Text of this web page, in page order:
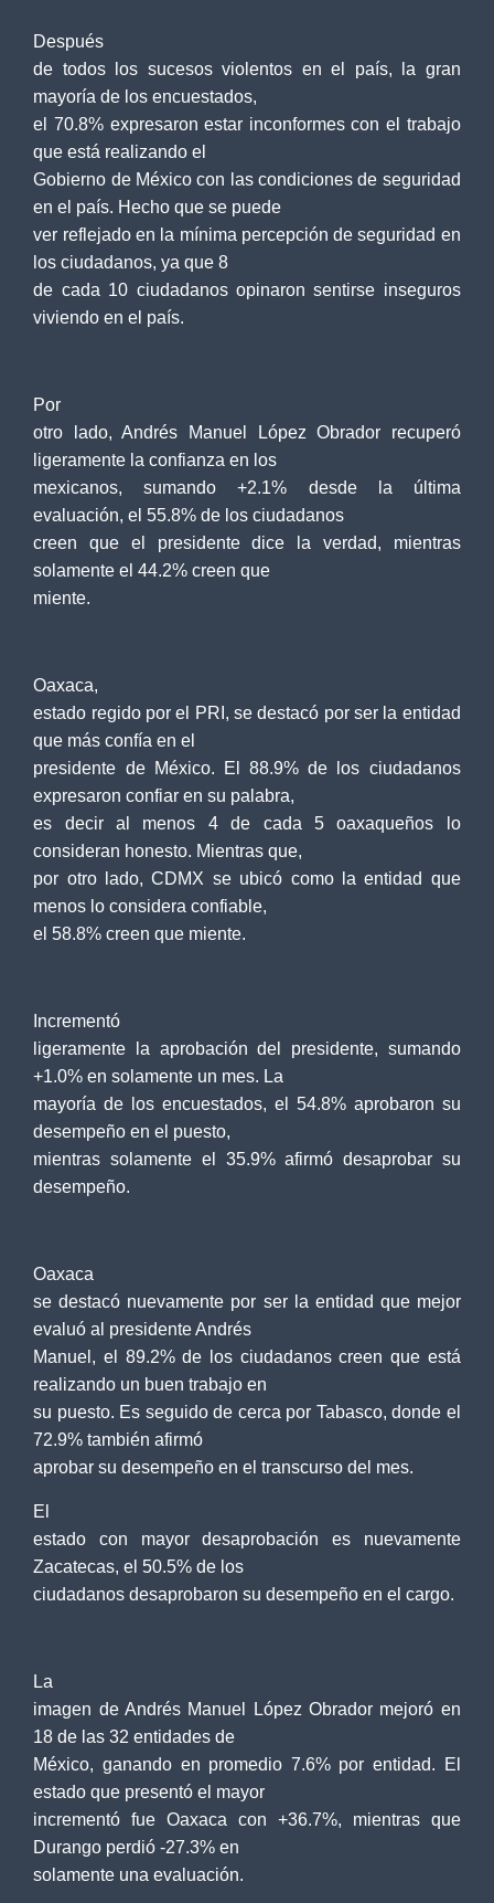
Después
de todos los sucesos violentos en el país, la gran
mayoría de los encuestados,
el 70.8% expresaron estar inconformes con el trabajo
que está realizando el
Gobierno de México con las condiciones de seguridad
en el país. Hecho que se puede
ver reflejado en la mínima percepción de seguridad en
los ciudadanos, ya que 8
de cada 10 ciudadanos opinaron sentirse inseguros
viviendo en el país.
Por
otro lado, Andrés Manuel López Obrador recuperó
ligeramente la confianza en los
mexicanos, sumando +2.1% desde la última
evaluación, el 55.8% de los ciudadanos
creen que el presidente dice la verdad, mientras
solamente el 44.2% creen que
miente.
Oaxaca,
estado regido por el PRI, se destacó por ser la entidad
que más confía en el
presidente de México. El 88.9% de los ciudadanos
expresaron confiar en su palabra,
es decir al menos 4 de cada 5 oaxaqueños lo
consideran honesto. Mientras que,
por otro lado, CDMX se ubicó como la entidad que
menos lo considera confiable,
el 58.8% creen que miente.
Incrementó
ligeramente la aprobación del presidente, sumando
+1.0% en solamente un mes. La
mayoría de los encuestados, el 54.8% aprobaron su
desempeño en el puesto,
mientras solamente el 35.9% afirmó desaprobar su
desempeño.
Oaxaca
se destacó nuevamente por ser la entidad que mejor
evaluó al presidente Andrés
Manuel, el 89.2% de los ciudadanos creen que está
realizando un buen trabajo en
su puesto. Es seguido de cerca por Tabasco, donde el
72.9% también afirmó
aprobar su desempeño en el transcurso del mes.
El
estado con mayor desaprobación es nuevamente
Zacatecas, el 50.5% de los
ciudadanos desaprobaron su desempeño en el cargo.
La
imagen de Andrés Manuel López Obrador mejoró en
18 de las 32 entidades de
México, ganando en promedio 7.6% por entidad. El
estado que presentó el mayor
incrementó fue Oaxaca con +36.7%, mientras que
Durango perdió -27.3% en
solamente una evaluación.